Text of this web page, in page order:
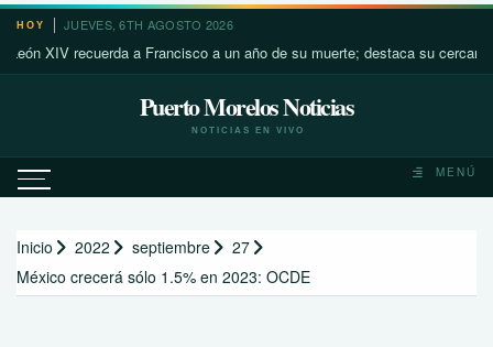
Saltar
contenido
HOY JUEVES, 6TH AGOSTO 2026
recuerda a Francisco a un año de su muerte; destaca su cercanía con
Puerto Morelos Noticias
NOTICIAS EN VIVO
MENÚ
Inicio 2022 septiembre
27
México crecerá sólo 1.5% en 2023: OCDE